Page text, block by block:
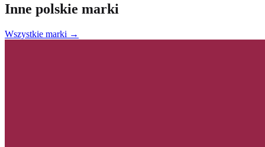
Inne polskie marki
Wszystkie marki →